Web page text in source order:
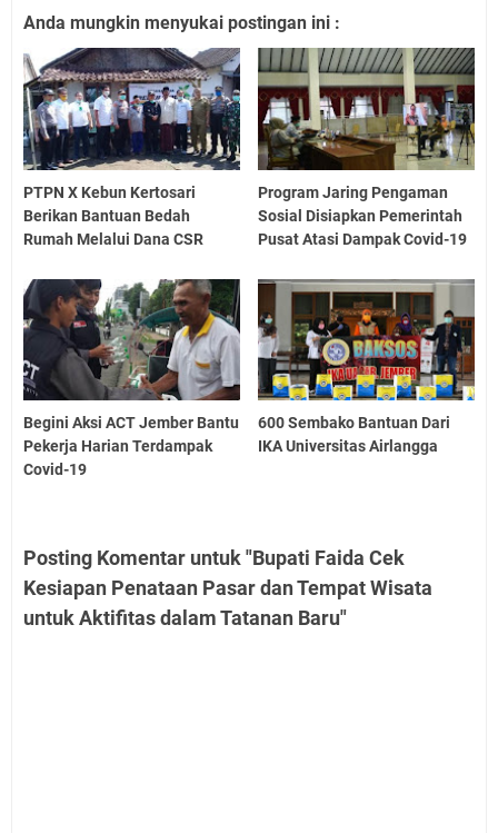
Anda mungkin menyukai postingan ini :
PTPN X Kebun Kertosari
Berikan Bantuan Bedah
Rumah Melalui Dana CSR
Program Jaring Pengaman
Sosial Disiapkan Pemerintah
Pusat Atasi Dampak Covid-19
Begini Aksi ACT Jember Bantu
Pekerja Harian Terdampak
Covid-19
600 Sembako Bantuan Dari
IKA Universitas Airlangga
Posting Komentar untuk "Bupati Faida Cek
Kesiapan Penataan Pasar dan Tempat Wisata
untuk Aktifitas dalam Tatanan Baru"